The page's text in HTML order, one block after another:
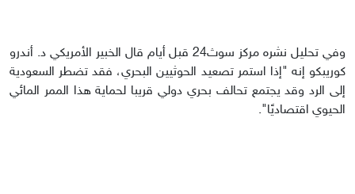
وفي تحليل نشره مركز سوث24 قبل أيام قال الخبير الأمريكي د. أندرو
كوريبكو إنه "إذا استمر تصعيد الحوثيين البحري، فقد تضطر السعودية
إلى الرد وقد يجتمع تحالف بحري دولي قريبا لحماية هذا الممر المائي
الحيوي اقتصاديًا".